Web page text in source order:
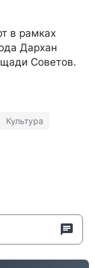
в рамках
Дархан
Советов.
Культура